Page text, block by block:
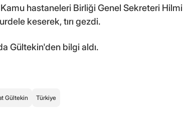
hastaneleri Birliği Genel Sekreteri Hilmi
keserek, tırı gezdi.
Gültekin'den bilgi aldı.
Gültekin Türkiye